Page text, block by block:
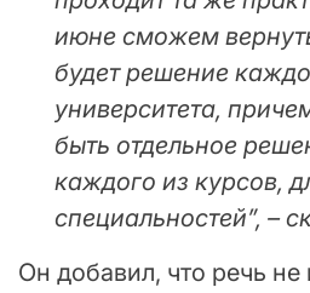
июне сможем
будет решение
университета,
быть отдельное
каждого из курсов,
специальностей”, –
Он добавил, что речь не